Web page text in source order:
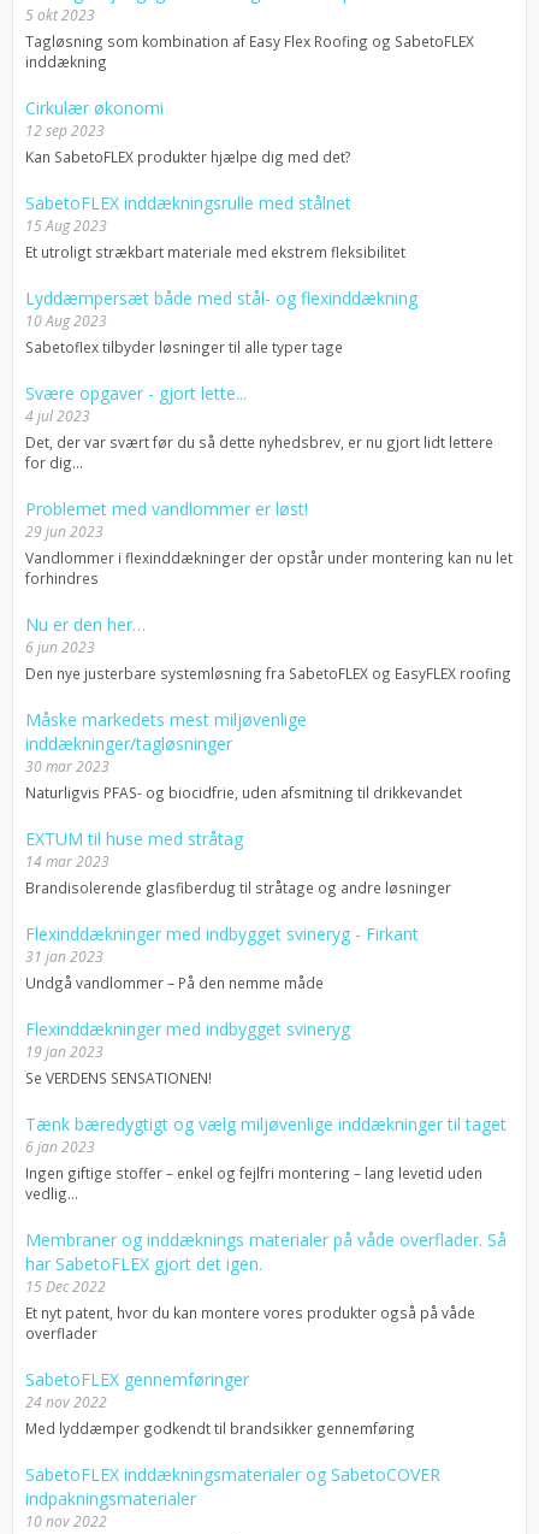
5 okt 2023
Tagløsning som kombination af Easy Flex Roofing og SabetoFLEX
inddækning
Cirkulær økonomi
12 sep 2023
Kan SabetoFLEX produkter hjælpe dig med det?
SabetoFLEX inddækningsrulle med stålnet
15 Aug 2023
Et utroligt strækbart materiale med ekstrem fleksibilitet
Lyddæmpersæt både med stål- og flexinddækning
10 Aug 2023
Sabetoflex tilbyder løsninger til alle typer tage
Svære opgaver - gjort lette...
4 jul 2023
Det, der var svært før du så dette nyhedsbrev, er nu gjort lidt lettere
for dig…
Problemet med vandlommer er løst!
29 jun 2023
Vandlommer i flexinddækninger der opstår under montering kan nu let
forhindres
Nu er den her…
6 jun 2023
Den nye justerbare systemløsning fra SabetoFLEX og EasyFLEX roofing
Måske markedets mest miljøvenlige
inddækninger/tagløsninger
30 mar 2023
Naturligvis PFAS- og biocidfrie, uden afsmitning til drikkevandet
EXTUM til huse med stråtag
14 mar 2023
Brandisolerende glasfiberdug til stråtage og andre løsninger
Flexinddækninger med indbygget svineryg - Firkant
31 jan 2023
Undgå vandlommer – På den nemme måde
Flexinddækninger med indbygget svineryg
19 jan 2023
Se VERDENS SENSATIONEN!
Tænk bæredygtigt og vælg miljøvenlige inddækninger til taget
6 jan 2023
Ingen giftige stoffer – enkel og fejlfri montering – lang levetid uden
vedlig...
Membraner og inddæknings materialer på våde overflader. Så
har SabetoFLEX gjort det igen.
15 Dec 2022
Et nyt patent, hvor du kan montere vores produkter også på våde
overflader
SabetoFLEX gennemføringer
24 nov 2022
Med lyddæmper godkendt til brandsikker gennemføring
SabetoFLEX inddækningsmaterialer og SabetoCOVER
indpakningsmaterialer
10 nov 2022